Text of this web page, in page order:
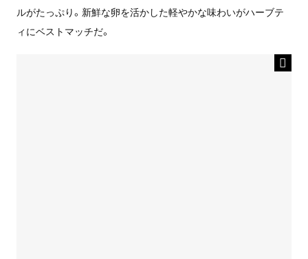
ルがたっぷり。新鮮な卵を活かした軽やかな味わいがハーブテ
ィにベストマッチだ。